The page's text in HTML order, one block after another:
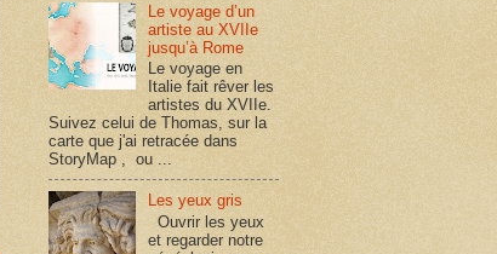
Le voyage d’un
artiste au XVIIe
jusqu’à Rome
Le voyage en
Italie fait rêver les
artistes du XVIIe.
Suivez celui de Thomas, sur la
carte que j'ai retracée dans
StoryMap , ou ...
Les yeux gris
Ouvrir les yeux
et regarder notre